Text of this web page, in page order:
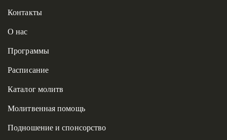
Контакты
О нас
Программы
Расписание
Каталог молитв
Молитвенная помощь
Подношение и спонсорство